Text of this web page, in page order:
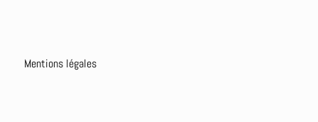
Mentions légales